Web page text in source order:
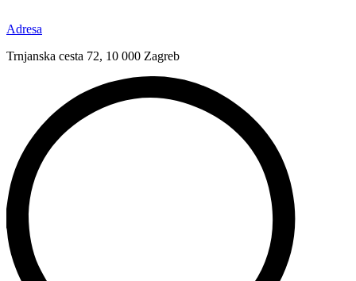
Adresa
Trnjanska cesta 72, 10 000 Zagreb